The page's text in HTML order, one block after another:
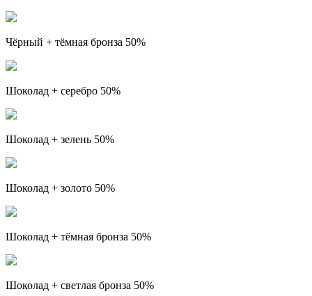
Чёрный + тёмная бронза 50%
Шоколад + серебро 50%
Шоколад + зелень 50%
Шоколад + золото 50%
Шоколад + тёмная бронза 50%
Шоколад + светлая бронза 50%